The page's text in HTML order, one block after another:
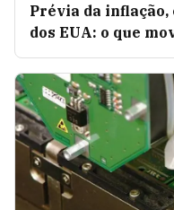
Prévia da
dos EUA: o que